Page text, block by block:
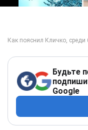
Будьте
Google